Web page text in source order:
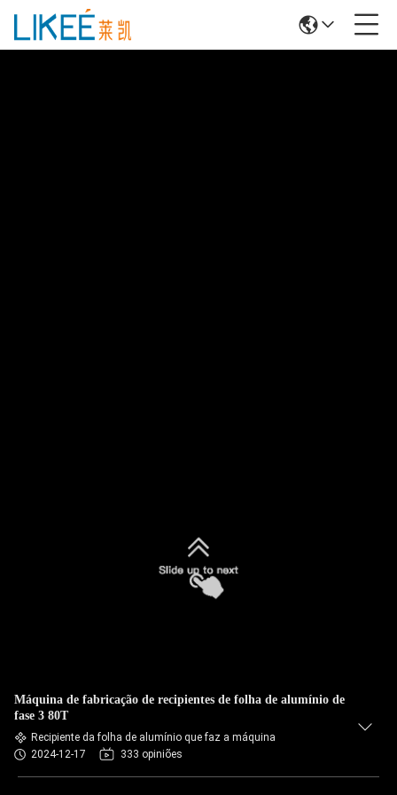
Máquina de fabricação de recipientes de folha de alumínio de
fase 3 80T
Recipiente da folha de alumínio que faz a máquina
2024-12-17
333 opiniões